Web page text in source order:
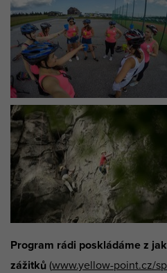
Program rádi poskládáme z
zážitků (www.yellow-point.cz/